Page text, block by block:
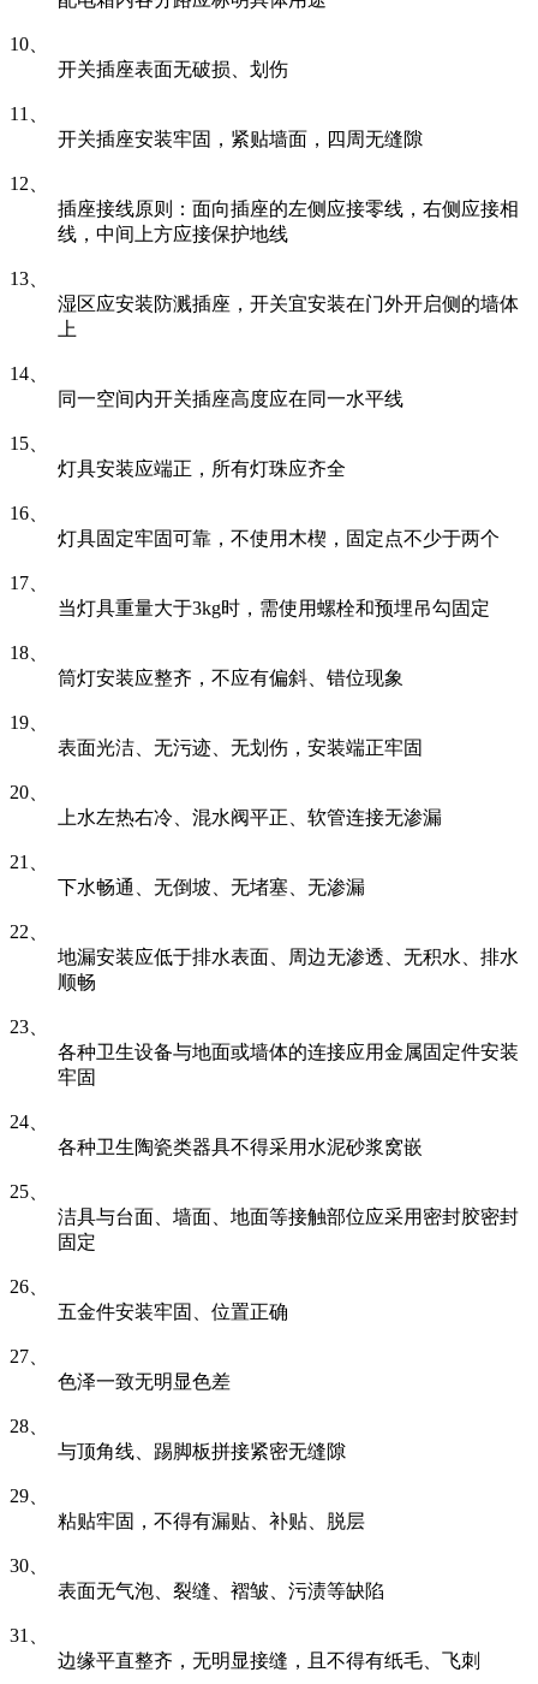
10、
开关插座表面无破损、划伤
11、
开关插座安装牢固，紧贴墙面，四周无缝隙
12、
插座接线原则：面向插座的左侧应接零线，右侧应接相
线，中间上方应接保护地线
13、
湿区应安装防溅插座，开关宜安装在门外开启侧的墙体
上
14、
同一空间内开关插座高度应在同一水平线
15、
灯具安装应端正，所有灯珠应齐全
16、
灯具固定牢固可靠，不使用木楔，固定点不少于两个
17、
当灯具重量大于3kg时，需使用螺栓和预埋吊勾固定
18、
筒灯安装应整齐，不应有偏斜、错位现象
19、
表面光洁、无污迹、无划伤，安装端正牢固
20、
上水左热右冷、混水阀平正、软管连接无渗漏
21、
下水畅通、无倒坡、无堵塞、无渗漏
22、
地漏安装应低于排水表面、周边无渗透、无积水、排水
顺畅
23、
各种卫生设备与地面或墙体的连接应用金属固定件安装
牢固
24、
各种卫生陶瓷类器具不得采用水泥砂浆窝嵌
25、
洁具与台面、墙面、地面等接触部位应采用密封胶密封
固定
26、
五金件安装牢固、位置正确
27、
色泽一致无明显色差
28、
与顶角线、踢脚板拼接紧密无缝隙
29、
粘贴牢固，不得有漏贴、补贴、脱层
30、
表面无气泡、裂缝、褶皱、污渍等缺陷
31、
边缘平直整齐，无明显接缝，且不得有纸毛、飞刺